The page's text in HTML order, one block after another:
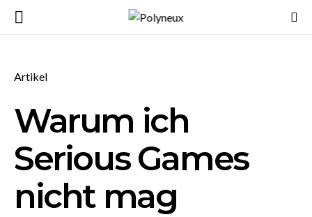
Artikel
Warum ich
Serious Games
nicht mag